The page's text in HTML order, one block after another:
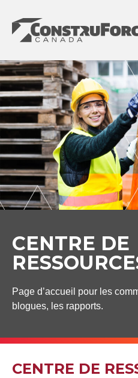
contenu
CENTRE DE
Page d’accueil pour les
blogues, les rapports.
CENTRE DE